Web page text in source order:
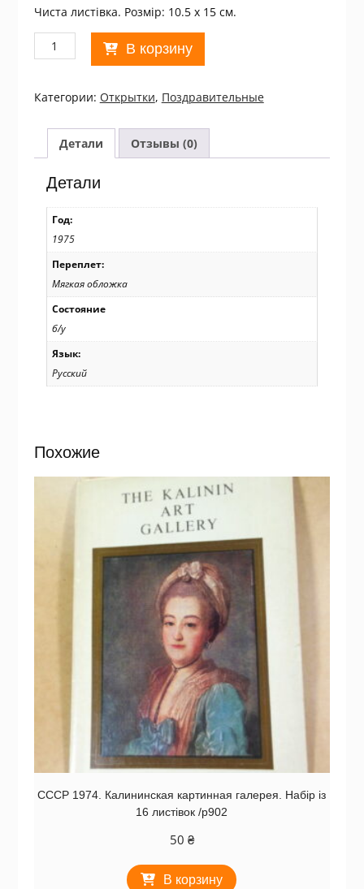
Чиста листівка. Розмір: 10.5 х 15 см.
Количество
товара
1975.
праздником
Мая!
Художник
Бойков
р706
В корзину
Категории: Открытки, Поздравительные
Детали Отзывы (0)
Детали
Год:
1975
Переплет:
Мягкая обложка
Состояние
б/у
Язык:
Русский
Похожие
СССР 1974. Калининская картинная галерея. Набір із
16 листівок /р902
50 ₴
В корзину